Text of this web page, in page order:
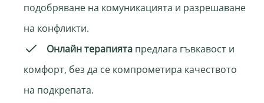
подобряване на комуникацията и разрешаване
на конфликти.
Онлайн терапията предлага гъвкавост и
комфорт, без да се компрометира качеството
на подкрепата.